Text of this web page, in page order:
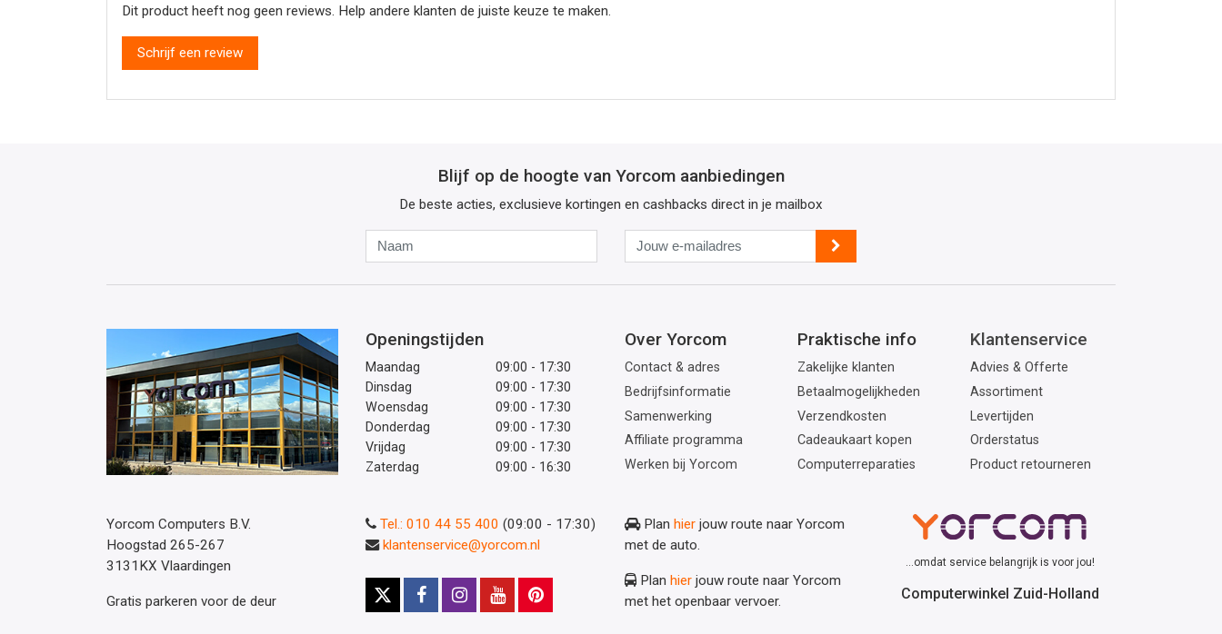
Dit product heeft nog geen reviews. Help andere klanten de juiste keuze te maken.
Schrijf een review
Blijf op de hoogte van Yorcom aanbiedingen
De beste acties, exclusieve kortingen en cashbacks direct in je mailbox
Jouw
e-
mailadres
Openingstijden
Maandag
09:00 - 17:30
Dinsdag
09:00 - 17:30
Woensdag
09:00 - 17:30
Donderdag
09:00 - 17:30
Vrijdag
09:00 - 17:30
Zaterdag
09:00 - 16:30
Over Yorcom
Contact & adres
Bedrijfsinformatie
Samenwerking
Affiliate programma
Werken bij Yorcom
Praktische info
Zakelijke klanten
Betaalmogelijkheden
Verzendkosten
Cadeaukaart kopen
Computerreparaties
Klantenservice
Advies & Offerte
Assortiment
Levertijden
Orderstatus
Product retourneren
Yorcom Computers B.V.
Hoogstad 265-267
3131KX Vlaardingen
Gratis parkeren voor de deur
Plan hier jouw route naar Yorcom
met de auto.
Plan hier jouw route naar Yorcom
met het openbaar vervoer.
Tel.: 010 44 55 400 (09:00 - 17:30)
klantenservice@yorcom.nl
...omdat service belangrijk is voor jou!
Computerwinkel Zuid-Holland